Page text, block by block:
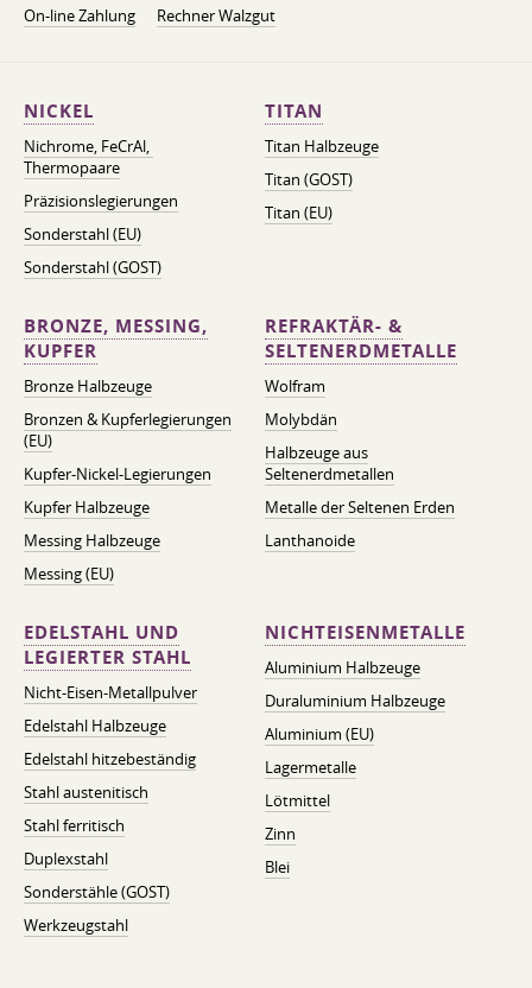
On-line Zahlung
Rechner Walzgut
NICKEL
Nichrome, FeСrAl, ​​
Thermopaare
Präzisionslegierungen
Sonderstahl (EU)
Sonderstahl (GOST)
TITAN
Titan Halbzeuge
Titan (GOST)
Titan (EU)
BRONZE, MESSING,
KUPFER
Bronze Halbzeuge
Bronzen & Kupferlegierungen
(EU)
Kupfer-Nickel-Legierungen
Kupfer Halbzeuge
Messing Halbzeuge
Messing (EU)
REFRAKTÄR- &
SELTENERDMETALLE
Wolfram
Molybdän
Halbzeuge aus
Seltenerdmetallen
Metalle der Seltenen Erden
Lanthanoide
EDELSTAHL UND
LEGIERTER STAHL
Nicht-Eisen-Metallpulver
Edelstahl Halbzeuge
Edelstahl hitzebeständig
Stahl austenitisch
Stahl ferritisch
Duplexstahl
Sonderstähle (GOST)
Werkzeugstahl
NICHTEISENMETALLE
Aluminium Halbzeuge
Duraluminium Halbzeuge
Aluminium (EU)
Lagermetalle
Lötmittel
Zinn
Blei